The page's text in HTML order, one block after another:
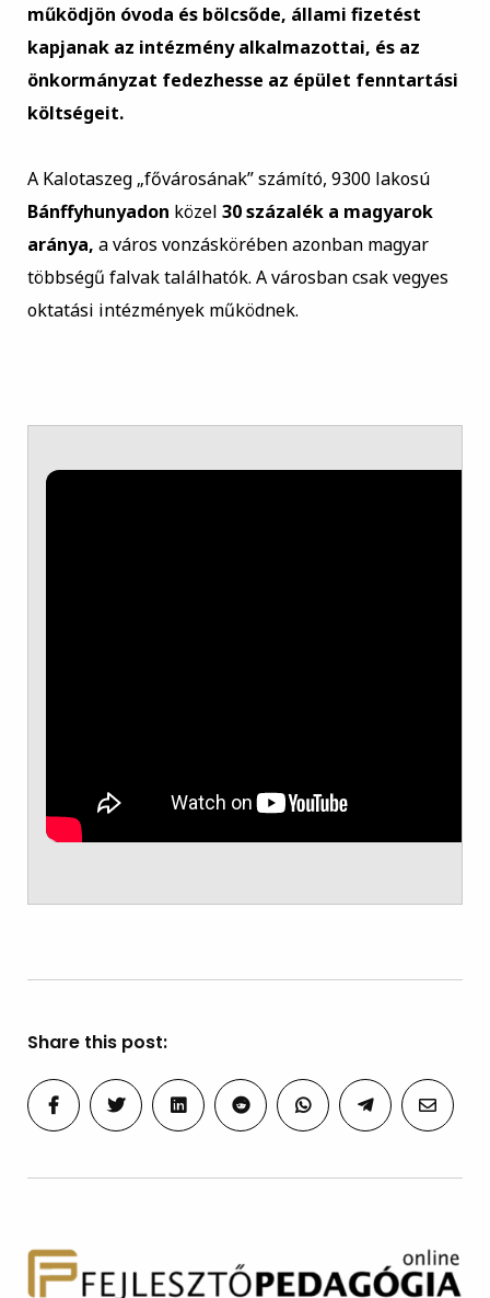
működjön óvoda és bölcsőde, állami fizetést
kapjanak az intézmény alkalmazottai, és az
önkormányzat fedezhesse az épület fenntartási
költségeit.
A Kalotaszeg „fővárosának” számító, 9300 lakosú
Bánffyhunyadon közel 30 százalék a magyarok
aránya, a város vonzáskörében azonban magyar
többségű falvak találhatók. A városban csak vegyes
oktatási intézmények működnek.
Share this post: